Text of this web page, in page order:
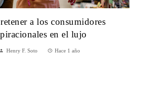
a los consumidores
en el lujo
Henry F. Soto Hace 1 año